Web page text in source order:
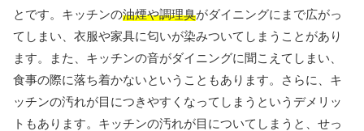
とです。キッチンの油煙や調理臭がダイニングにまで広がっ
てしまい、衣服や家具に匂いが染みついてしまうことがあり
ます。また、キッチンの音がダイニングに聞こえてしまい、
食事の際に落ち着かないということもあります。さらに、キ
ッチンの汚れが目につきやすくなってしまうというデメリッ
トもあります。キッチンの汚れが目についてしまうと、せっ